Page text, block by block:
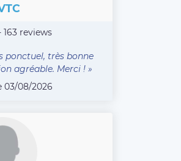
163 reviews
ponctuel, très bonne
agréable. Merci ! »
03/08/2026